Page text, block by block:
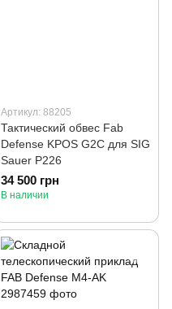
Артикул: 88205
Тактический обвес Fab
Defense KPOS G2C для SIG
Sauer P226
34 500 грн
В наличии